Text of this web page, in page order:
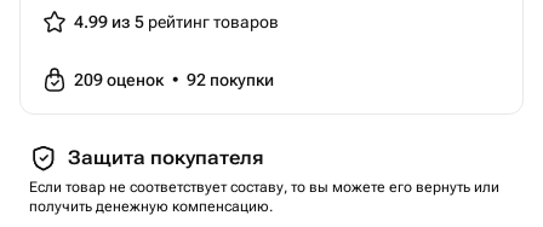
4.99 из 5 рейтинг товаров
209оценок • 92 покупки
Защита покупателя
Если товар не соответствует составу, то вы можете его вернуть или
получить денежную компенсацию.